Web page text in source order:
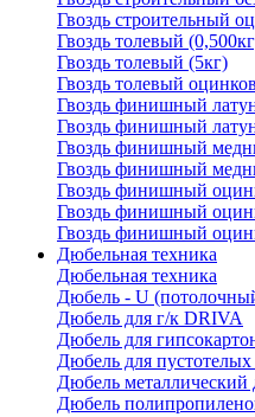
Гвоздь строительный
Гвоздь толевый
Гвоздь толевый (5кг)
Гвоздь толевый
Гвоздь финишный
Гвоздь финишный
Гвоздь финишный
Гвоздь финишный
Гвоздь финишный
Гвоздь финишный
Гвоздь финишный
Дюбельная техника
Дюбельная техника
Дюбель - U
Дюбель для г/к DRIVA
Дюбель для
Дюбель для
Дюбель металлический
Дюбель